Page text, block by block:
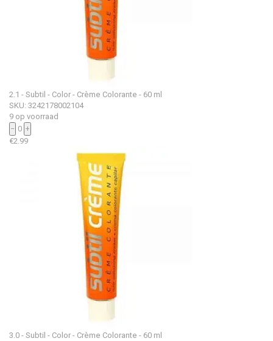
2.1 - Subtil - Color - Crème Colorante - 60 ml
SKU: 3242178002104
9 op voorraad
− 0 +
€2.99
3.0 - Subtil - Color - Crème Colorante - 60 ml